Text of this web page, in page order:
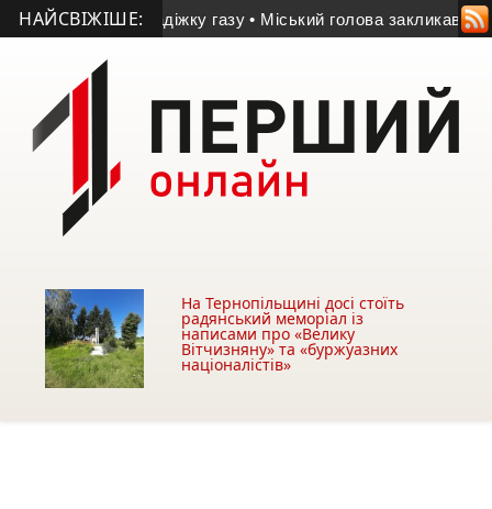
НАЙСВІЖІШЕ:
за крадіжку газу • Міський голова закликав
На Тернопільщині досі стоїть
радянський меморіал із
написами про «Велику
Вітчизняну» та «буржуазних
націоналістів»